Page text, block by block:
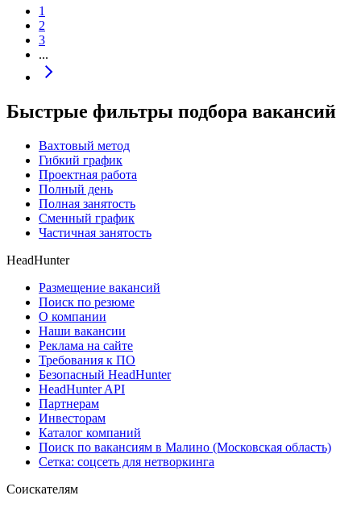
1
2
3
...
Быстрые фильтры подбора вакансий
Вахтовый метод
Гибкий график
Проектная работа
Полный день
Полная занятость
Сменный график
Частичная занятость
HeadHunter
Размещение вакансий
Поиск по резюме
О компании
Наши вакансии
Реклама на сайте
Требования к ПО
Безопасный HeadHunter
HeadHunter API
Партнерам
Инвесторам
Каталог компаний
Поиск по вакансиям в Малино (Московская область)
Сетка: соцсеть для нетворкинга
Соискателям